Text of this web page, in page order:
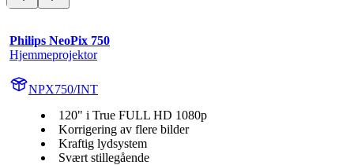
Philips NeoPix 750
Hjemmeprojektor
NPX750/INT
120" i True FULL HD 1080p
Korrigering av flere bilder
Kraftig lydsystem
Svært stillegående